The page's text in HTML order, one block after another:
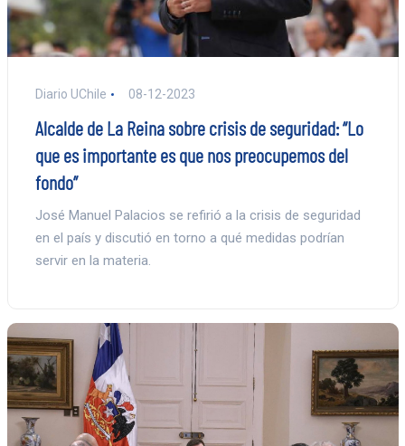
Diario UChile 08-12-2023
Alcalde de La Reina sobre crisis de seguridad: “Lo
que es importante es que nos preocupemos del
fondo”
José Manuel Palacios se refirió a la crisis de seguridad
en el país y discutió en torno a qué medidas podrían
servir en la materia.